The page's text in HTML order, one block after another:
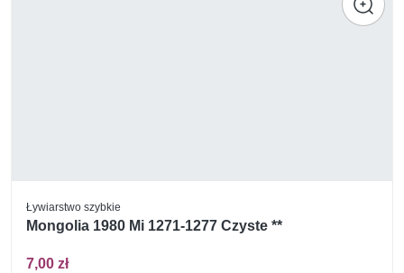
Ływiarstwo szybkie
Mongolia 1980 Mi 1271-1277 Czyste **
7,00 zł